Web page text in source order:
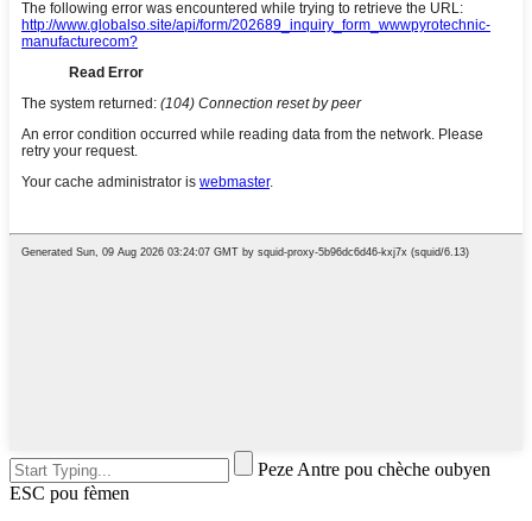
Peze Antre pou chèche oubyen
ESC pou fèmen